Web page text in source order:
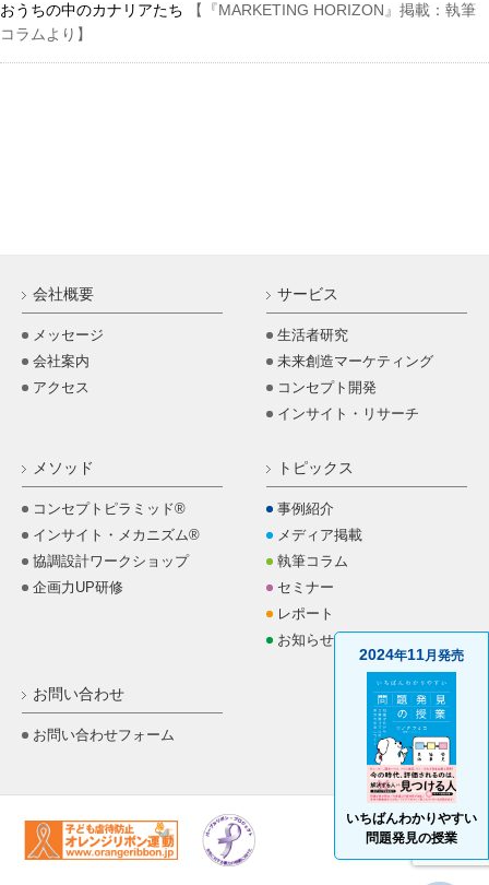
2024年11月発売
いちばんわかりやすい
問題発見の授業
おうちの中のカナリアたち
【『MARKETING HORIZON』掲載：執筆
コラムより】
会社概要
メッセージ
会社案内
アクセス
サービス
生活者研究
未来創造マーケティング
コンセプト開発
インサイト・リサーチ
メソッド
コンセプトピラミッド®
インサイト・メカニズム®
協調設計ワークショップ
企画力UP研修
トピックス
事例紹介
メディア掲載
執筆コラム
セミナー
レポート
お知らせ
お問い合わせ
お問い合わせフォーム